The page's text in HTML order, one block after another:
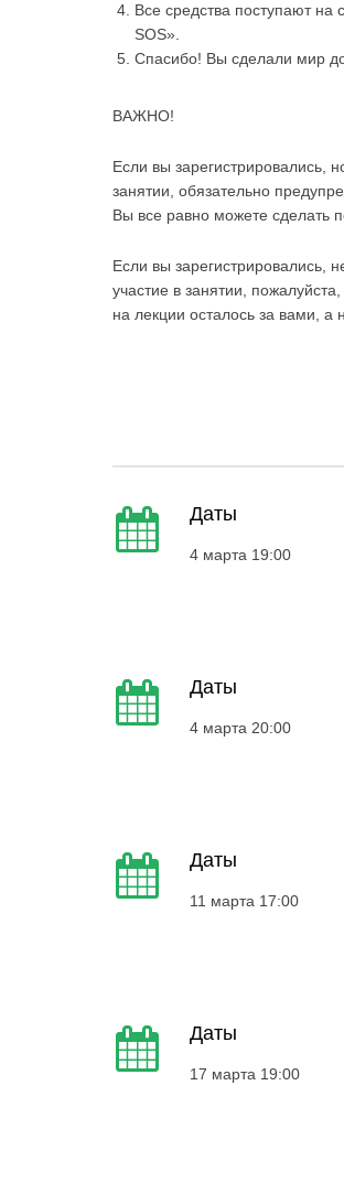
Все средства поступают на
SOS».
Спасибо! Вы сделали мир
ВАЖНО!
Если вы зарегистрировались,
занятии, обязательно
Вы все равно можете сделать
Если вы зарегистрировались,
участие в занятии,
на лекции осталось за вами,
Даты
4 марта 19:00
Даты
4 марта 20:00
Даты
11 марта 17:00
Даты
17 марта 19:00